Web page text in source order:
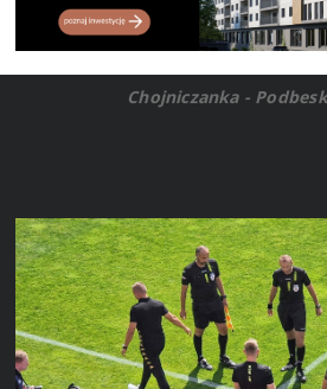
Chojniczanka -